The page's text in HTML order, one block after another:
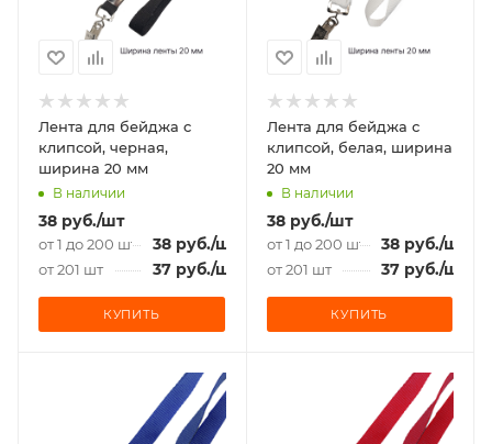
Лента для бейджа c
клипсой, черная,
ширина 20 мм
В наличии
38 руб./шт
от 1 до 200 шт 38 руб./шт
от 201 шт 37 руб./шт
КУПИТЬ
Лента для бейджа c
клипсой, белая, ширина
20 мм
В наличии
38руб./шт
от 1 до 200 шт 38руб./шт
от 201 шт 37руб./шт
КУПИТЬ